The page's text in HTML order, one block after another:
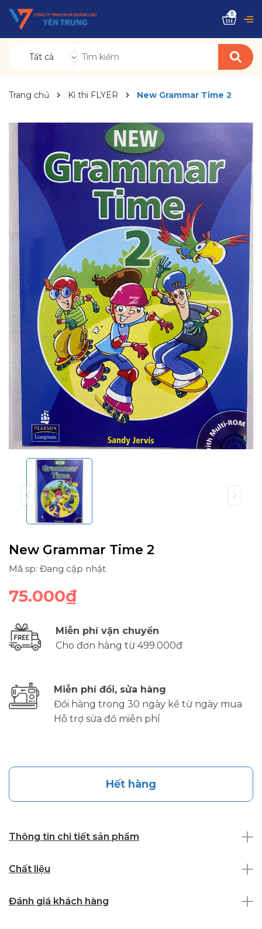
Tất cả
0
Trang chủ Kì thi FLYER New Grammar Time 2
New Grammar Time 2
Mã sp: Đang cập nhật
75.000₫
Miễn phí vận chuyển
Cho đơn hàng từ 499.000đ
Miễn phí đổi, sửa hàng
Đổi hàng trong 30 ngày kể từ ngày mua
Hỗ trợ sửa đồ miễn phí
Hết hàng
Thông tin chi tiết sản phẩm
Chất liệu
Đánh giá khách hàng